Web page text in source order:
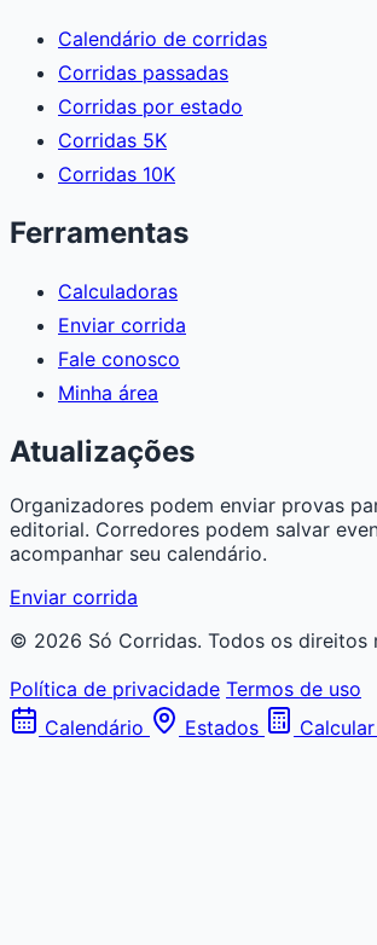
Calendário de corridas
Corridas passadas
Corridas por estado
Corridas 5K
Corridas 10K
Ferramentas
Calculadoras
Enviar corrida
Fale conosco
Minha área
Atualizações
Organizadores podem enviar provas
editorial. Corredores podem salvar
acompanhar seu calendário.
Enviar corrida
© 2026 Só Corridas. Todos os direitos
Política de privacidade Termos de uso
Calendário
Estados Calcular